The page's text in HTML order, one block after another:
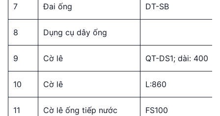
7 Đai ống DT-SB
8 Dụng cụ dây ống
9 Cờ lê QT-DS1; dài: 400
10 Cờ lê L:860
11 Cờ lê ống tiếp nước FS100